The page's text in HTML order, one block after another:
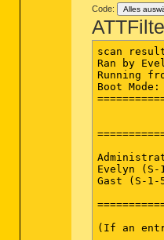
(If an
HKLM-
HKLM-
HKLM-
HKU\S-1-
Code: Alles
scan
Ran by
Running
Boot Mode:
Evelyn (S-
Gast (S-1-
(If an